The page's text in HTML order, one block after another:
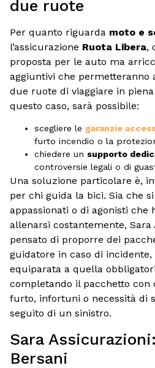
due ruote
Per quanto riguarda moto e
l’assicurazione Ruota Libera,
proposta per le auto ma
aggiuntivi che permetteranno
due ruote di viaggiare in
questo caso, sarà possibile:
scegliere le garanzie
furto incendio o la
chiedere un supporto
controversie legali o di
Una soluzione particolare è,
per chi guida la bici. Sia che
appassionati o di agonisti che
allenarsi costantemente, Sara
pensato di proporre dei
guidatore in caso di incidente,
equiparata a quella
completando il pacchetto con
furto, infortuni o necessità di
seguito di un sinistro.
Sara
Bersani